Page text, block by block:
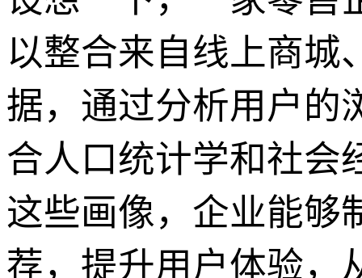
以整合来自线上商城
据，通过分析用户的
合人口统计学和社会
这些画像，企业能够
荐，提升用户体验，